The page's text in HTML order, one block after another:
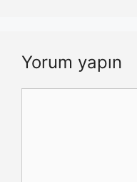
Yorum yapın